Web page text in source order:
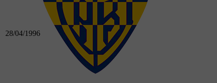
28/04/1996